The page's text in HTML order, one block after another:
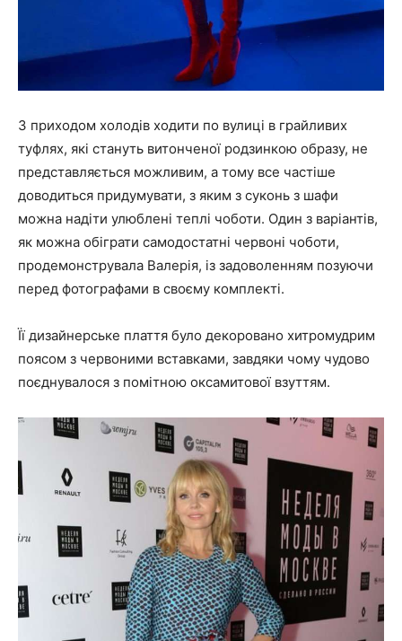
З приходом холодів ходити по вулиці в грайливих
туфлях, які стануть витонченої родзинкою образу, не
представляється можливим, а тому все частіше
доводиться придумувати, з яким з суконь з шафи
можна надіти улюблені теплі чоботи. Один з варіантів,
як можна обіграти самодостатні червоні чоботи,
продемонструвала Валерія, із задоволенням позуючи
перед фотографами в своєму комплекті.
Її дизайнерське плаття було декоровано хитромудрим
поясом з червоними вставками, завдяки чому чудово
поєднувалося з помітною оксамитової взуттям.